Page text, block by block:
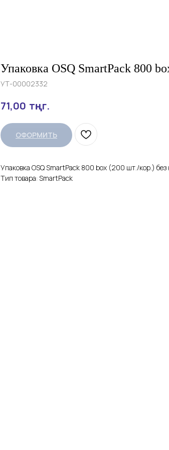
Упаковка OSQ SmartPack 800
УТ-00002332
71,00 тңг.
ОФОРМИТЬ
Упаковка OSQ SmartPack 800 box (200 шт./кор.)
Тип товара: SmartPack